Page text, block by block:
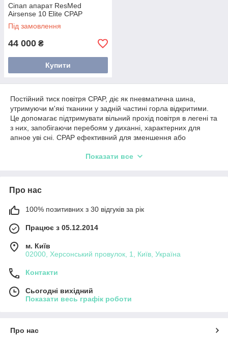
Сіпап апарат ResMed
Airsense 10 Elite CPAP
Під замовлення
44 000 ₴
Купити
Постійний тиск повітря CPAP, діє як пневматична шина,
утримуючи м'які тканини у задній частині горла відкритими.
Це допомагає підтримувати вільний прохід повітря в легені та
з них, запобігаючи перебоям у диханні, характерних для
апное уві сні. CPAP ефективний для зменшення або
оптимальні налаштування тиску для їх конкретних потреб.
сну, щоб забезпечити ефективне усунення апное уві сні,
Особливості стандартних СІПАП апаратів
Забезпечує постійний та фіксований тиск протягом ночі. Тиск
CPAP встановлюється виходячи з результатів дослідження
Налаштування тиску визначається спеціалістом зі сну на
основі результатів дослідження сну і залишається
фіксованим, якщо його не відрегулює постачальник
пацієнтам, але не враховує зміни опору дихальних шляхів,
Показати все
Про нас
100% позитивних з 30 відгуків за рік
Працює з 05.12.2014
м. Київ
02000, Херсонський провулок, 1, Київ, Україна
Контакти
Сьогодні вихідний
Показати весь графік роботи
Про нас